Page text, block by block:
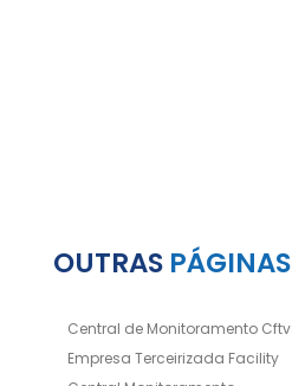
OUTRAS PÁGINAS
Central de Monitoramento Cftv
Empresa Terceirizada Facility